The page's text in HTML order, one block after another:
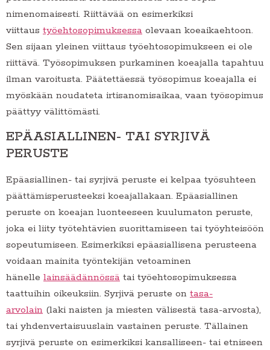
nimenomaisesti. Riittävää on esimerkiksi
viittaus työehtosopimuksessa olevaan koeaikaehtoon.
Sen sijaan yleinen viittaus työehtosopimukseen ei ole
riittävä. Työsopimuksen purkaminen koeajalla tapahtuu
ilman varoitusta. Päätettäessä työsopimus koeajalla ei
myöskään noudateta irtisanomisaikaa, vaan työsopimus
päättyy välittömästi.
EPÄASIALLINEN- TAI SYRJIVÄ
PERUSTE
Epäasiallinen- tai syrjivä peruste ei kelpaa työsuhteen
päättämisperusteeksi koeajallakaan. Epäasiallinen
peruste on koeajan luonteeseen kuulumaton peruste,
joka ei liity työtehtävien suorittamiseen tai työyhteisöön
sopeutumiseen. Esimerkiksi epäasiallisena perusteena
voidaan mainita työntekijän vetoaminen
hänelle lainsäädännössä tai työehtosopimuksessa
taattuihin oikeuksiin. Syrjivä peruste on tasa-
arvolain (laki naisten ja miesten välisestä tasa-arvosta),
tai yhdenvertaisuuslain vastainen peruste. Tällainen
syrjivä peruste on esimerkiksi kansalliseen- tai etniseen